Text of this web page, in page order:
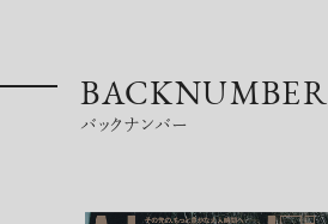
俳優
BACKNUMBER
バックナンバー